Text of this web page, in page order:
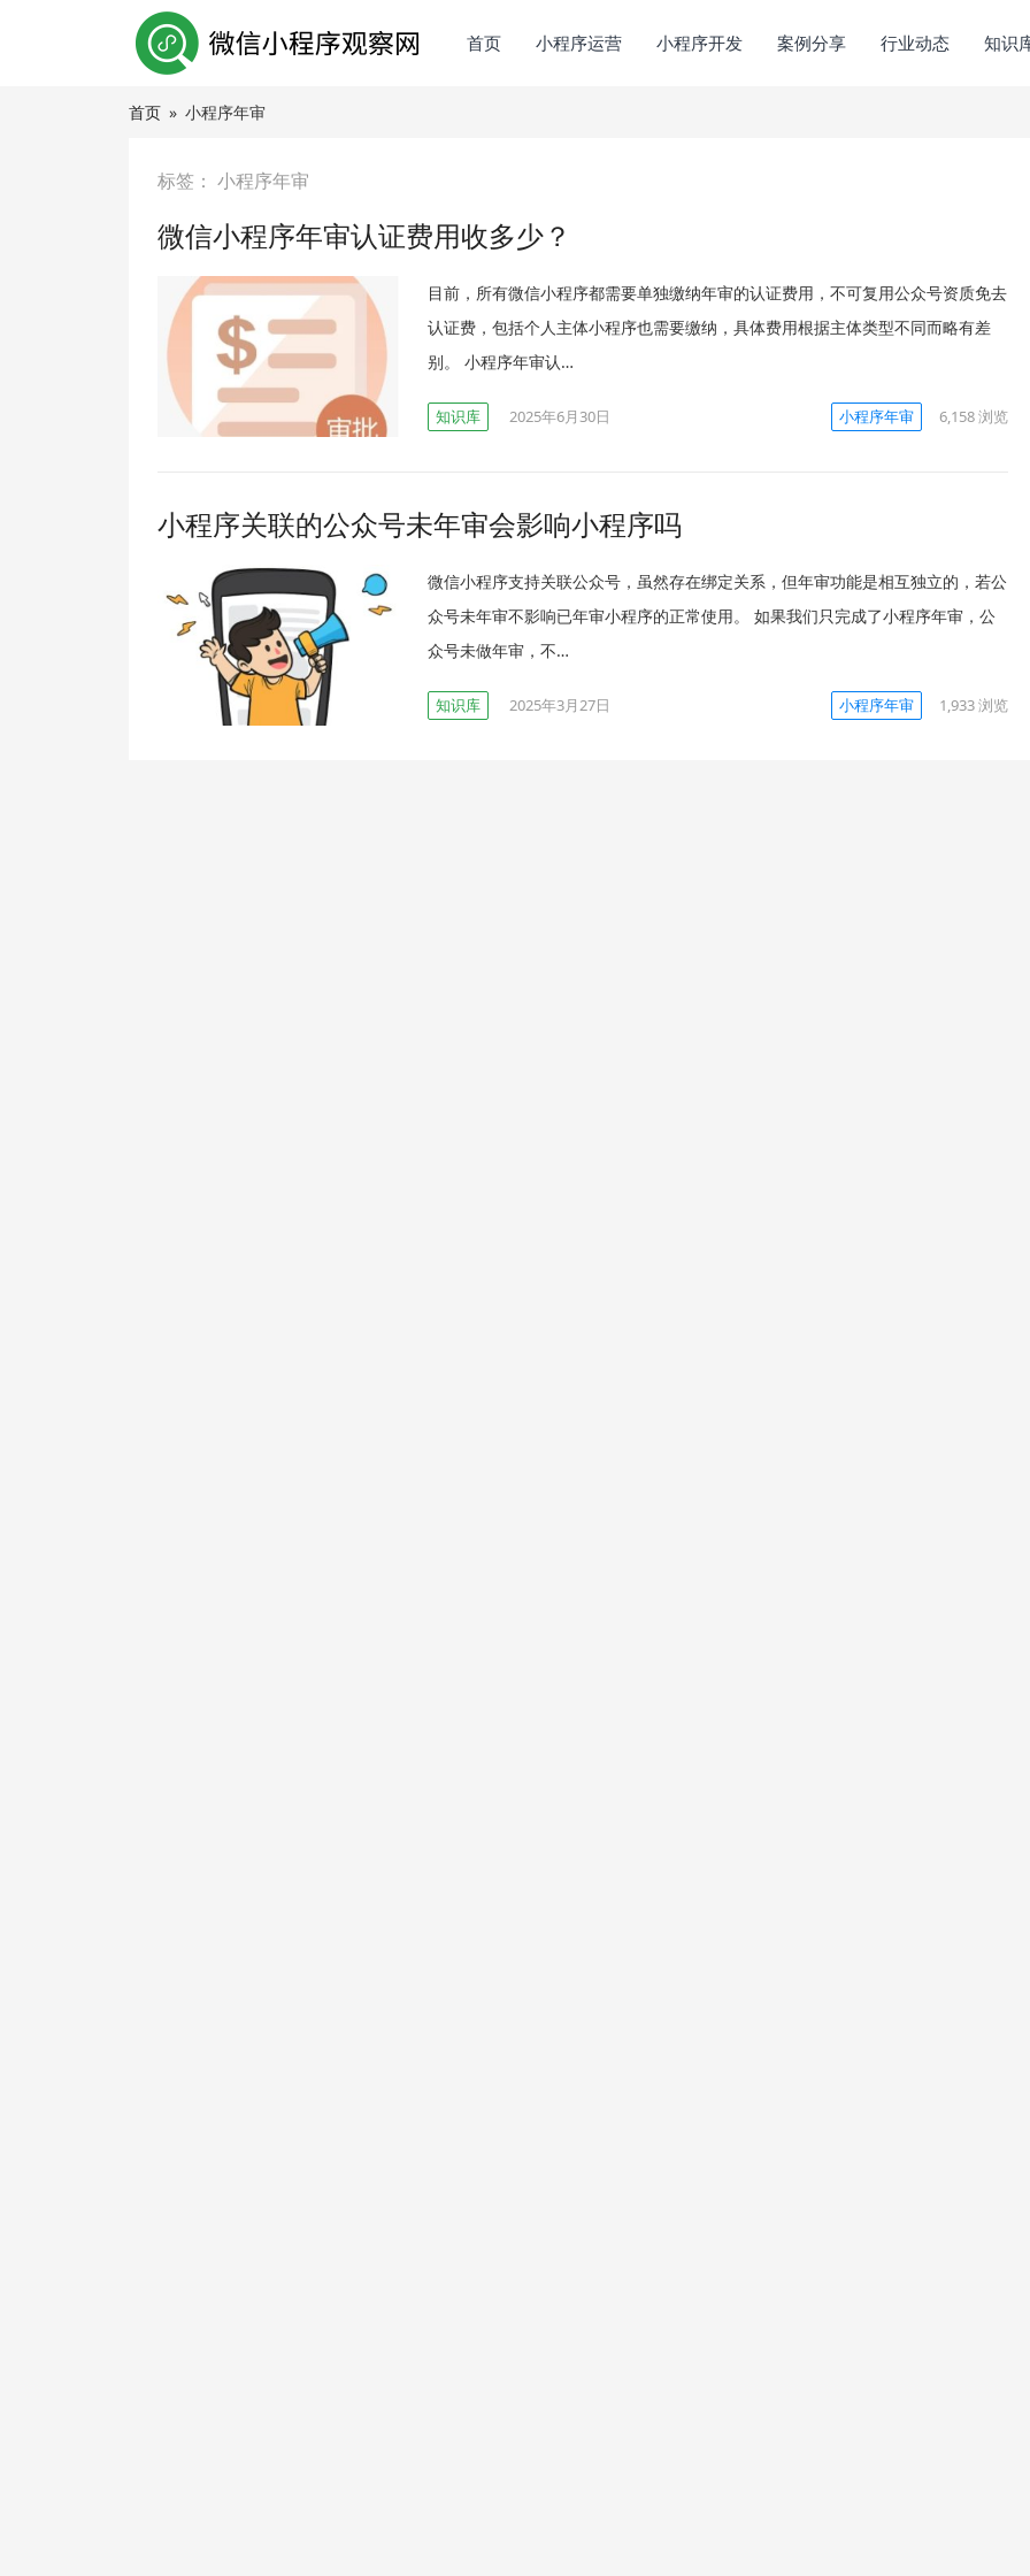
首页 小程序运营 小程序开发 案例分享 行业动态 知识
首页 » 小程序年审
标签： 小程序年审
微信小程序年审认证费用收多少？
目前，所有微信小程序都需要单独缴纳年审的认证费用，不可复用公众号资质免去
认证费，包括个人主体小程序也需要缴纳，具体费用根据主体类型不同而略有差
别。 小程序年审认…
知识库 2025年6月30日 小程序年审 6,158浏览
小程序关联的公众号未年审会影响小程序吗
微信小程序支持关联公众号，虽然存在绑定关系，但年审功能是相互独立的，若公
众号未年审不影响已年审小程序的正常使用。 如果我们只完成了小程序年审，公
众号未做年审，不…
知识库 2025年3月27日 小程序年审 1,933浏览